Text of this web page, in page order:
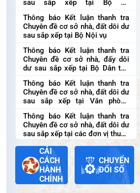
sau sắp xếp tại Bộ Tư
tra Chuyên đề cơ sở nhà, đất dôi
dư sau sắp xếp tại Bộ Tư phá...
Thông báo Kết luận thanh tra
Chuyên đề cơ sở nhà, đất dôi dư
sau sắp xếp tại Bộ Nội vụ
Thông báo Kết luận thanh tra
Chuyên đề cơ sở nhà, đấy dôi
dư sau sắp xếp tại Bộ Dân tộc
thanh tra Chuyên đề cơ sở nhà,
đấy dôi dư sau sắp xếp tại Bộ
Dân tộ...
Thông báo Kết luận thanh tra
Chuyên đề cơ sở nhà, đất dôi dư
sau sắp xếp tại Văn phòng
thanh tra Chuyên đề cơ sở nhà,
đất dôi dư sau sắp xếp tại Văn
phòng...
Thông báo Kết luận thanh tra
Chuyên đề cơ sở nhà, đất dôi dư
sau sắp xếp tại các đơn vị thuộc
Thanh tra Chính phủ Thông báo
Kết luận thanh tra Chuyên đề cơ
sở nhà, đất dôi dư sau sắp xếp
tại các đơn v...
CẢI
CÁCH
HÀNH
CHÍNH
CHUYỂN
ĐỔI SỐ